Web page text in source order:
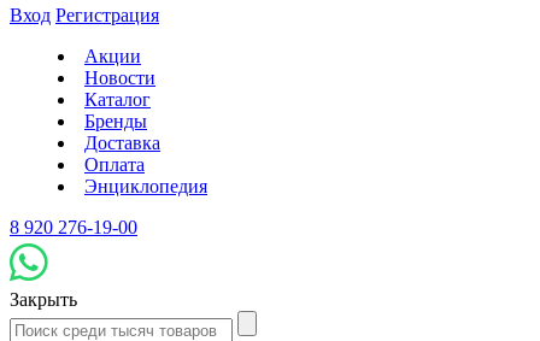
Вход Регистрация
Акции
Новости
Каталог
Бренды
Доставка
Оплата
Энциклопедия
8 920 276-19-00
Закрыть